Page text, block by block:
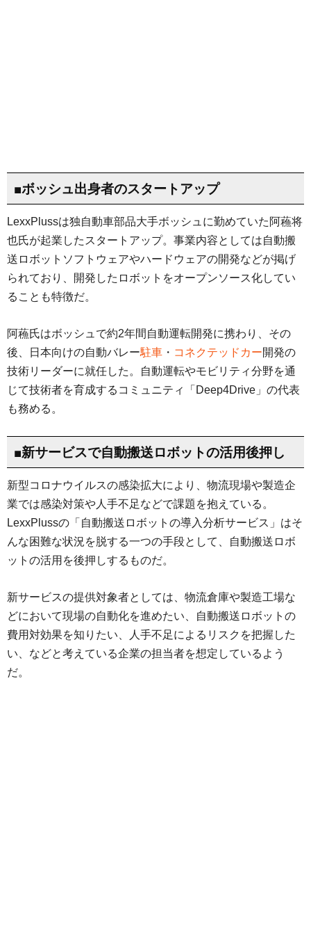
■ボッシュ出身者のスタートアップ
LexxPlussは独自動車部品大手ボッシュに勤めていた阿蘓将
也氏が起業したスタートアップ。事業内容としては自動搬
送ロボットソフトウェアやハードウェアの開発などが掲げ
られており、開発したロボットをオープンソース化してい
ることも特徴だ。
阿蘓氏はボッシュで約2年間自動運転開発に携わり、その
後、日本向けの自動バレー駐車 ・ コネクテッドカー開発の
技術リーダーに就任した。自動運転やモビリティ分野を通
じて技術者を育成するコミュニティ「Deep4Drive」の代表
も務める。
■新サービスで自動搬送ロボットの活用後押し
新型コロナウイルスの感染拡大により、物流現場や製造企
業では感染対策や人手不足などで課題を抱えている。
LexxPlussの「自動搬送ロボットの導入分析サービス」はそ
んな困難な状況を脱する一つの手段として、自動搬送ロボ
ットの活用を後押しするものだ。
新サービスの提供対象者としては、物流倉庫や製造工場な
どにおいて現場の自動化を進めたい、自動搬送ロボットの
費用対効果を知りたい、人手不足によるリスクを把握した
い、などと考えている企業の担当者を想定しているよう
だ。